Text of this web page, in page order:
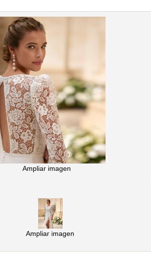
Ampliar imagen
Ampliar imagen